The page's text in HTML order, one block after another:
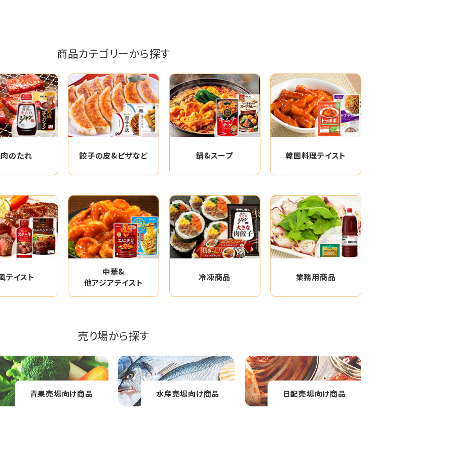
商品カテゴリーから探す
のたれ 餃子の皮&ピザなど 鍋&スープ 韓国料理テイスト
テイスト
中華&
他アジアテイスト
冷凍商品 業務用商品
売り場から探す
青果売場向け商品 水産売場向け商品 日配売場向け商品